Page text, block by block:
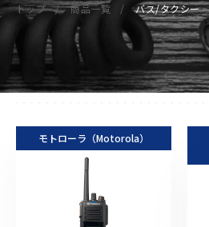
トップ 商品一覧 バス/タクシー
モトローラ（Motorola）